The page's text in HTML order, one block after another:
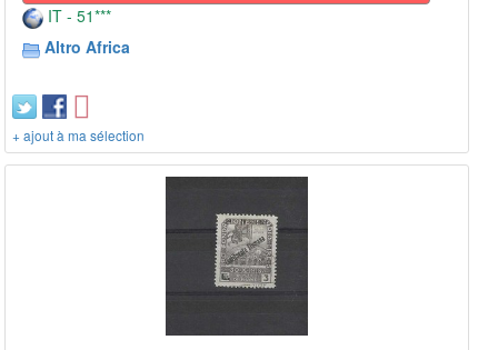
IT - 51***
Altro Africa
+ ajout à ma sélection